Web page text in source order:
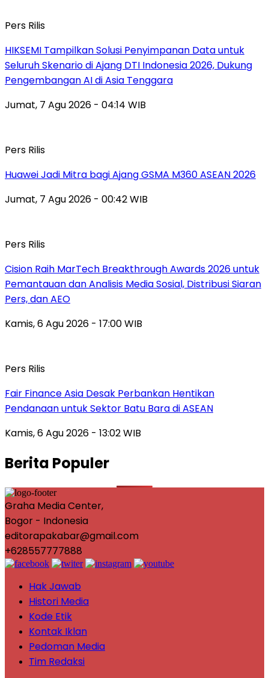
Pers Rilis
HIKSEMI Tampilkan Solusi Penyimpanan Data untuk
Seluruh Skenario di Ajang DTI Indonesia 2026, Dukung
Pengembangan AI di Asia Tenggara
Jumat, 7 Agu 2026 - 04:14 WIB
Pers Rilis
Huawei Jadi Mitra bagi Ajang GSMA M360 ASEAN 2026
Jumat, 7 Agu 2026 - 00:42 WIB
Pers Rilis
Cision Raih MarTech Breakthrough Awards 2026 untuk
Pemantauan dan Analisis Media Sosial, Distribusi Siaran
Pers, dan AEO
Kamis, 6 Agu 2026 - 17:00 WIB
Pers Rilis
Fair Finance Asia Desak Perbankan Hentikan
Pendanaan untuk Sektor Batu Bara di ASEAN
Kamis, 6 Agu 2026 - 13:02 WIB
Berita Populer
Graha Media Center,
Bogor - Indonesia
editorapakabar@gmail.com
+628557777888
Hak Jawab
Histori Media
Kode Etik
Kontak Iklan
Pedoman Media
Tim Redaksi